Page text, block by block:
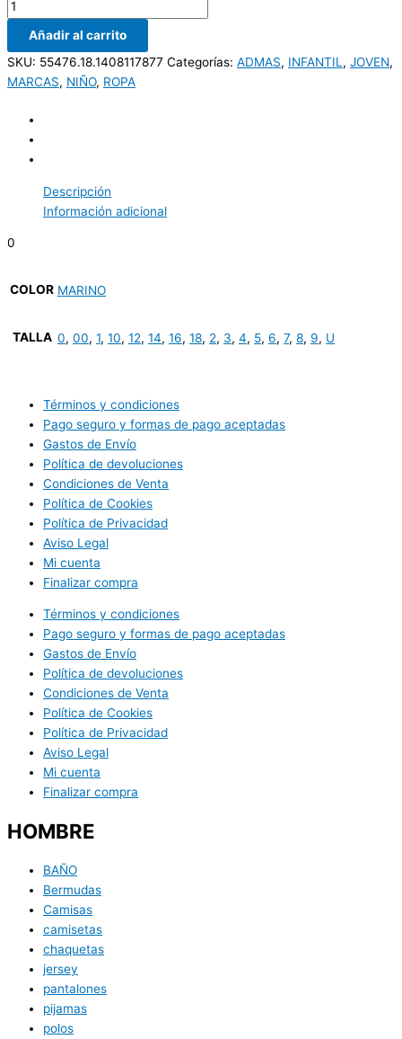
Añadir al carrito
SKU: 55476.18.1408117877 Categorías: ADMAS, INFANTIL , JOVEN,
MARCAS, NIÑO, ROPA
Descripción
Información adicional
0
COLOR MARINO
TALLA 0, 00, 1, 10, 12, 14, 16, 18, 2, 3, 4, 5, 6, 7, 8, 9, U
Términos y condiciones
Pago seguro y formas de pago aceptadas
Gastos de Envío
Política de devoluciones
Condiciones de Venta
Política de Cookies
Política de Privacidad
Aviso Legal
Mi cuenta
Finalizar compra
Términos y condiciones
Pago seguro y formas de pago aceptadas
Gastos de Envío
Política de devoluciones
Condiciones de Venta
Política de Cookies
Política de Privacidad
Aviso Legal
Mi cuenta
Finalizar compra
HOMBRE
BAÑO
Bermudas
Camisas
camisetas
chaquetas
jersey
pantalones
pijamas
polos